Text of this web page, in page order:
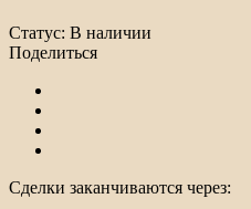
Статус: В наличии
Поделиться
Сделки заканчиваются через: